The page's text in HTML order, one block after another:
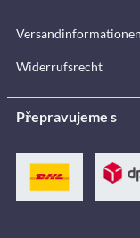
Versandinformationen
Widerrufsrecht
Přepravujeme s